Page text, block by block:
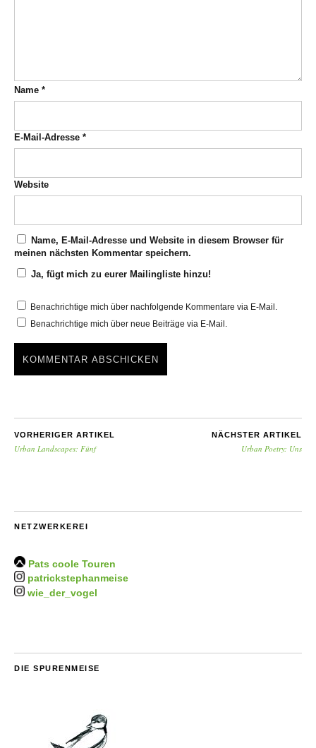
Name *
E-Mail-Adresse *
Website
Name, E-Mail-Adresse und Website in diesem Browser für
meinen nächsten Kommentar speichern.
Ja, fügt mich zu eurer Mailingliste hinzu!
Benachrichtige mich über nachfolgende Kommentare via E-Mail.
Benachrichtige mich über neue Beiträge via E-Mail.
VORHERIGER ARTIKEL
Urban Landscapes: Fünf
NÄCHSTER ARTIKEL
Urban Poetry: Uns
NETZWERKEREI
Pats coole Touren
patrickstephanmeise
wie_der_vogel
DIE SPURENMEISE